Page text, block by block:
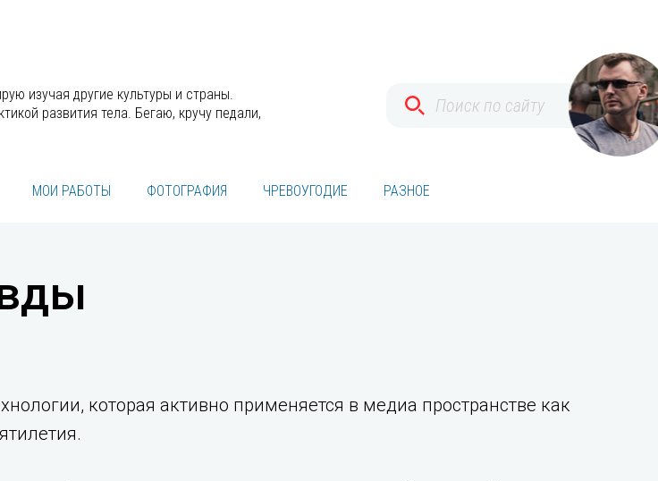
изучая другие культуры и страны.
развития тела. Бегаю, кручу педали,
МОИ РАБОТЫ ФОТОГРАФИЯ ЧРЕВОУГОДИЕ РАЗНОЕ
которая активно применяется в медиа пространстве как